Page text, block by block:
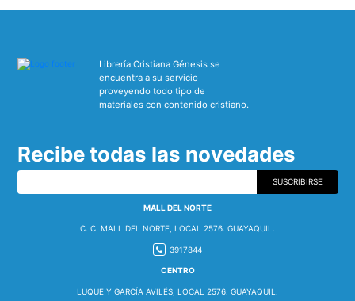
Librería Cristiana Génesis se
encuentra a su servicio
proveyendo todo tipo de
materiales con contenido cristiano.
Recibe todas las novedades
SUSCRIBIRSE
MALL DEL NORTE
C. C. MALL DEL NORTE, LOCAL 2576. GUAYAQUIL.
3917844
CENTRO
LUQUE Y GARCÍA AVILÉS, LOCAL 2576. GUAYAQUIL.